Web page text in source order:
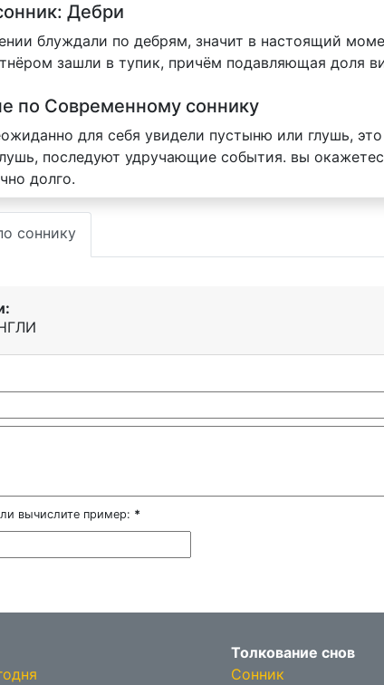
Дебри
блуждали по дебрям, значит в настоящий
зашли в тупик, причём подавляющая доля
по Современному соннику
для себя увидели пустыню или глушь,
последуют удручающие события. вы
долго.
соннику
вычислите пример: *
Толкование снов
Сонник